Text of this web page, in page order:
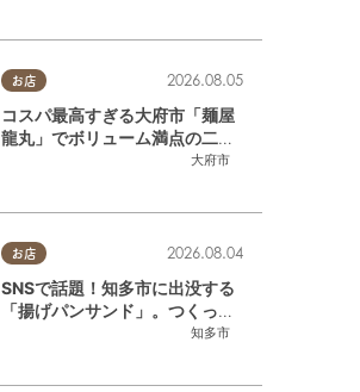
お店
大府市
2026.08.05
コスパ最高すぎる大府市「麺屋
龍丸」でボリューム満点の二郎
系ラーメンを堪能してきた
お店
知多市
2026.08.04
SNSで話題！知多市に出没する
「揚げパンサンド」。つくって
いるのはお祭りお兄さん!?【ち